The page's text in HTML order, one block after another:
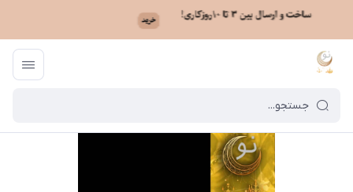
ماه نو / خرید لوستر بر اساس مدل